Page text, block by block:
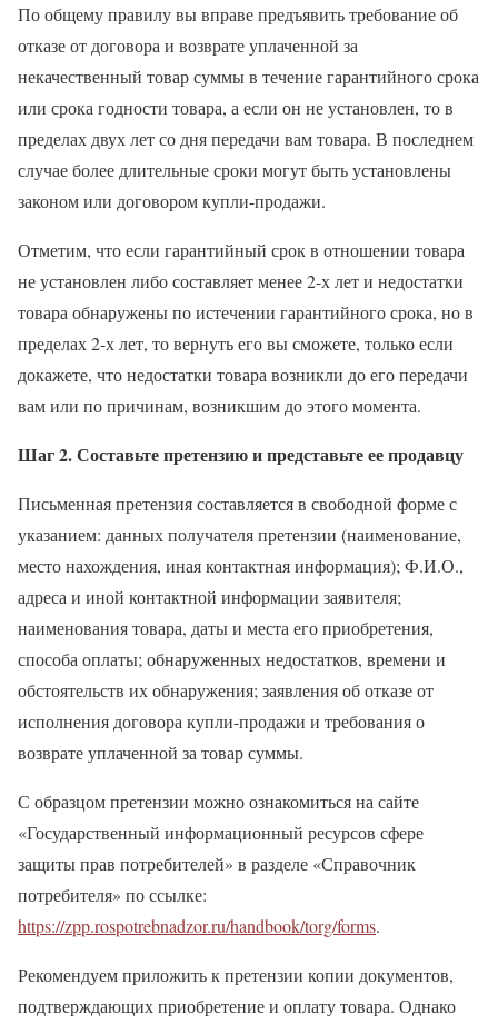
По общему правилу вы вправе предъявить требование об
отказе от договора и возврате уплаченной за
некачественный товар суммы в течение гарантийного срока
или срока годности товара, а если он не установлен, то в
пределах двух лет со дня передачи вам товара. В последнем
случае более длительные сроки могут быть установлены
законом или договором купли-продажи.
Отметим, что если гарантийный срок в отношении товара
не установлен либо составляет менее 2-х лет и недостатки
товара обнаружены по истечении гарантийного срока, но в
пределах 2-х лет, то вернуть его вы сможете, только если
докажете, что недостатки товара возникли до его передачи
вам или по причинам, возникшим до этого момента.
Шаг 2. Составьте претензию и представьте ее продавцу
Письменная претензия составляется в свободной форме с
указанием: данных получателя претензии (наименование,
место нахождения, иная контактная информация); Ф.И.О.,
адреса и иной контактной информации заявителя;
наименования товара, даты и места его приобретения,
способа оплаты; обнаруженных недостатков, времени и
обстоятельств их обнаружения; заявления об отказе от
исполнения договора купли-продажи и требования о
возврате уплаченной за товар суммы.
С образцом претензии можно ознакомиться на сайте
«Государственный информационный ресурсов сфере
защиты прав потребителей» в разделе «Справочник
потребителя» по ссылке:
https://zpp.rospotrebnadzor.ru/handbook/torg/forms.
Рекомендуем приложить к претензии копии документов,
подтверждающих приобретение и оплату товара. Однако